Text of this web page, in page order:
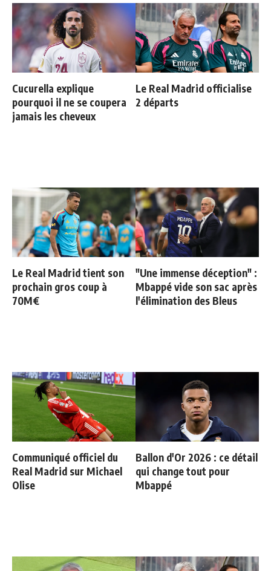
Cucurella explique
pourquoi il ne se coupera
jamais les cheveux
Le Real Madrid officialise
2 départs
Le Real Madrid tient son
prochain gros coup à
70M€
"Une immense déception" :
Mbappé vide son sac après
l'élimination des Bleus
Communiqué officiel du
Real Madrid sur Michael
Olise
Ballon d'Or 2026 : ce détail
qui change tout pour
Mbappé